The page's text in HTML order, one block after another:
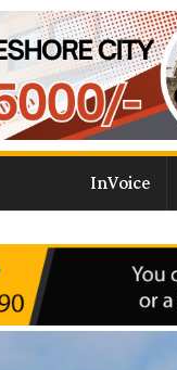
InVoice